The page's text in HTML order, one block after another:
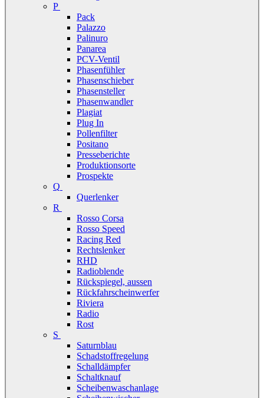
P
Pack
Palazzo
Palinuro
Panarea
PCV-Ventil
Phasenfühler
Phasenschieber
Phasensteller
Phasenwandler
Plagiat
Plug In
Pollenfilter
Positano
Presseberichte
Produktionsorte
Prospekte
Q
Querlenker
R
Rosso Corsa
Rosso Speed
Racing Red
Rechtslenker
RHD
Radioblende
Rückspiegel, aussen
Rückfahrscheinwerfer
Riviera
Radio
Rost
S
Saturnblau
Schadstoffregelung
Schalldämpfer
Schaltknauf
Scheibenwaschanlage